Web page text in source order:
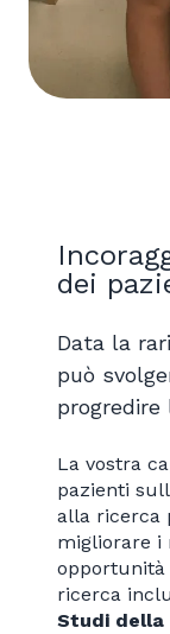
dei
Data la
può
progredire
La vostra
pazienti
alla ricerca
migliorare i
opportunità
ricerca
Studi della